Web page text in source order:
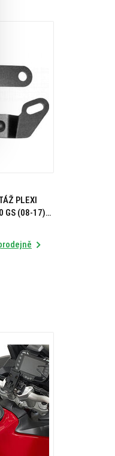
PLEXI
GS (08-17)